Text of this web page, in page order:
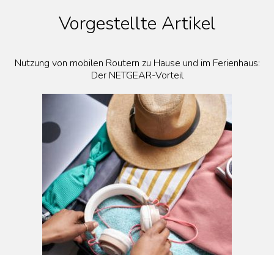
Vorgestellte Artikel
Nutzung von mobilen Routern zu Hause und im Ferienhaus:
Der NETGEAR-Vorteil